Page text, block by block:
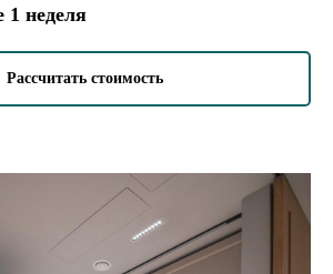
1 неделя
Рассчитать стоимость